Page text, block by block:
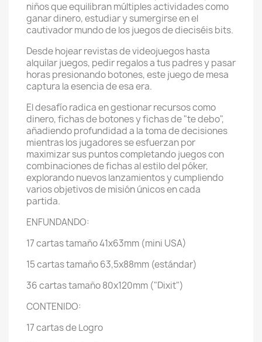
niños que equilibran múltiples actividades como
ganar dinero, estudiar y sumergirse en el
cautivador mundo de los juegos de dieciséis bits.
Desde hojear revistas de videojuegos hasta
alquilar juegos, pedir regalos a tus padres y pasar
horas presionando botones, este juego de mesa
captura la esencia de esa era.
El desafío radica en gestionar recursos como
dinero, fichas de botones y fichas de "te debo",
añadiendo profundidad a la toma de decisiones
mientras los jugadores se esfuerzan por
maximizar sus puntos completando juegos con
combinaciones de fichas al estilo del póker,
explorando nuevos lanzamientos y cumpliendo
varios objetivos de misión únicos en cada
partida.
ENFUNDANDO:
17 cartas tamaño 41x63mm (mini USA)
15 cartas tamaño 63,5x88mm (estándar)
36 cartas tamaño 80x120mm ("Dixit")
CONTENIDO:
17 cartas de Logro